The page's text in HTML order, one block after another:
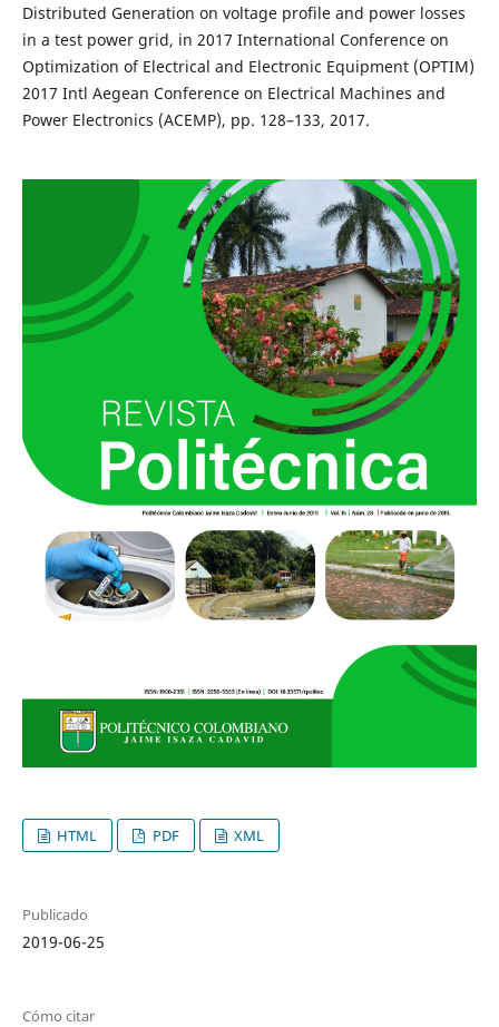
Distributed Generation on voltage profile and power losses
in a test power grid, in 2017 International Conference on
Optimization of Electrical and Electronic Equipment (OPTIM)
2017 Intl Aegean Conference on Electrical Machines and
Power Electronics (ACEMP), pp. 128–133, 2017.
HTML PDF XML
Publicado
2019-06-25
Cómo citar